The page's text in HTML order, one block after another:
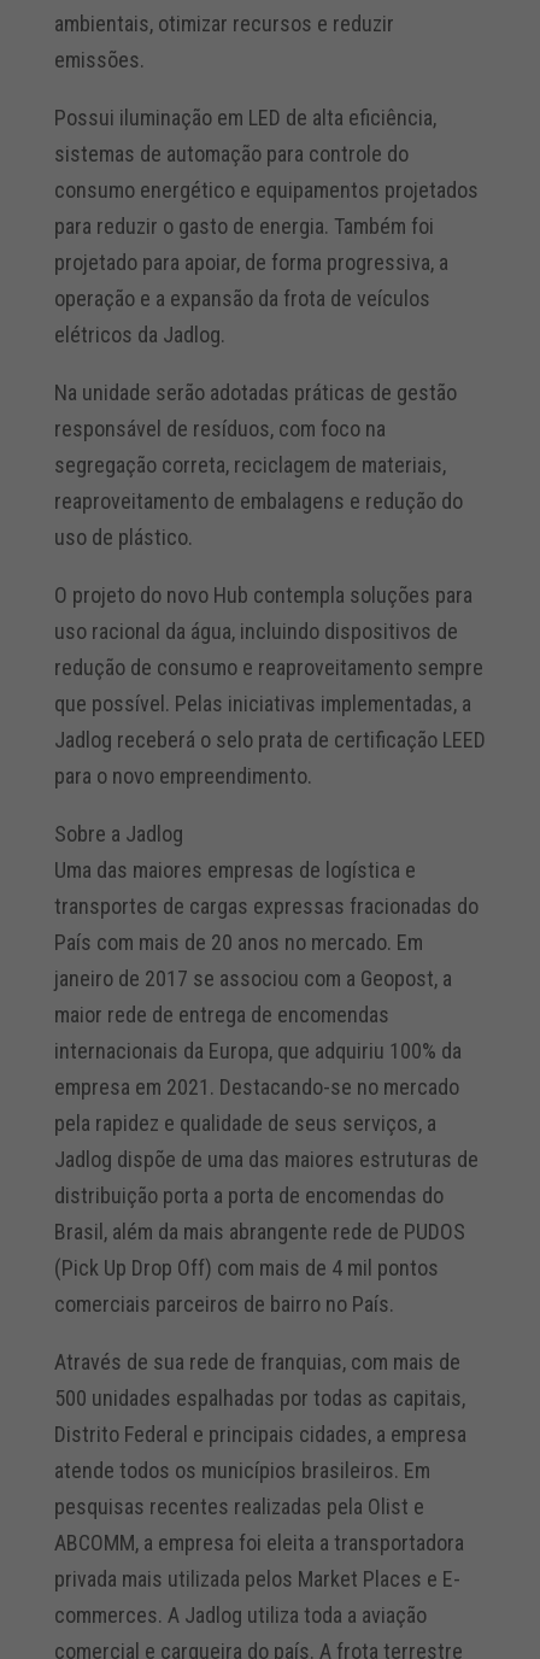
ambientais, otimizar recursos e reduzir
emissões.
Possui iluminação em LED de alta eficiência,
sistemas de automação para controle do
consumo energético e equipamentos projetados
para reduzir o gasto de energia. Também foi
projetado para apoiar, de forma progressiva, a
operação e a expansão da frota de veículos
elétricos da Jadlog.
Na unidade serão adotadas práticas de gestão
responsável de resíduos, com foco na
segregação correta, reciclagem de materiais,
reaproveitamento de embalagens e redução do
uso de plástico.
O projeto do novo Hub contempla soluções para
uso racional da água, incluindo dispositivos de
redução de consumo e reaproveitamento sempre
que possível. Pelas iniciativas implementadas, a
Jadlog receberá o selo prata de certificação LEED
para o novo empreendimento.
Sobre a Jadlog
Uma das maiores empresas de logística e
transportes de cargas expressas fracionadas do
País com mais de 20 anos no mercado. Em
janeiro de 2017 se associou com a Geopost, a
maior rede de entrega de encomendas
internacionais da Europa, que adquiriu 100% da
empresa em 2021. Destacando-se no mercado
pela rapidez e qualidade de seus serviços, a
Jadlog dispõe de uma das maiores estruturas de
distribuição porta a porta de encomendas do
Brasil, além da mais abrangente rede de PUDOS
(Pick Up Drop Off) com mais de 4 mil pontos
comerciais parceiros de bairro no País.
Através de sua rede de franquias, com mais de
500 unidades espalhadas por todas as capitais,
Distrito Federal e principais cidades, a empresa
atende todos os municípios brasileiros. Em
pesquisas recentes realizadas pela Olist e
ABCOMM, a empresa foi eleita a transportadora
privada mais utilizada pelos Market Places e E-
commerces. A Jadlog utiliza toda a aviação
comercial e cargueira do país. A frota terrestre